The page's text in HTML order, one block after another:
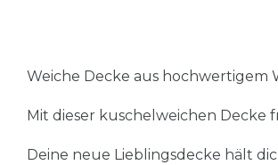
Weiche Decke aus hochwertigem
Mit dieser kuschelweichen Decke
Deine neue Lieblingsdecke hält